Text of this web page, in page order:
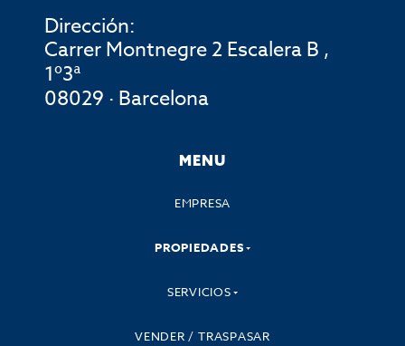
Dirección:
Carrer Montnegre 2 Escalera B ,
1º3ª
08029 · Barcelona
MENU
EMPRESA
PROPIEDADES
SERVICIOS
VENDER / TRASPASAR